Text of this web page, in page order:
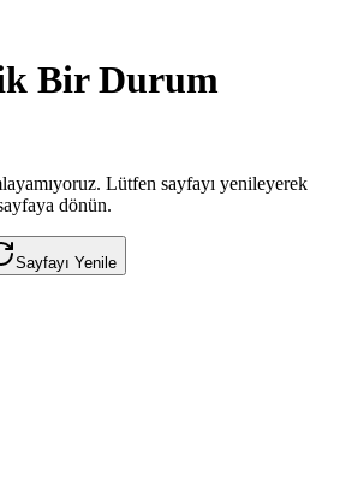
Bir Durum
Lütfen sayfayı yenileyerek
dönün.
Sayfayı Yenile